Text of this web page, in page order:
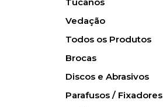
Vedação
Todos os Produtos
Brocas
Discos e Abrasivos
Parafusos / Fixadores